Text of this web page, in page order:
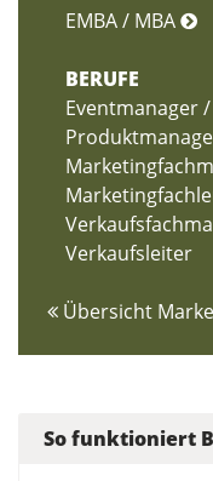
EMBA / MBA
BERUFE
Eventmanager
Verkaufsleiter
Übersicht
So funktioniert